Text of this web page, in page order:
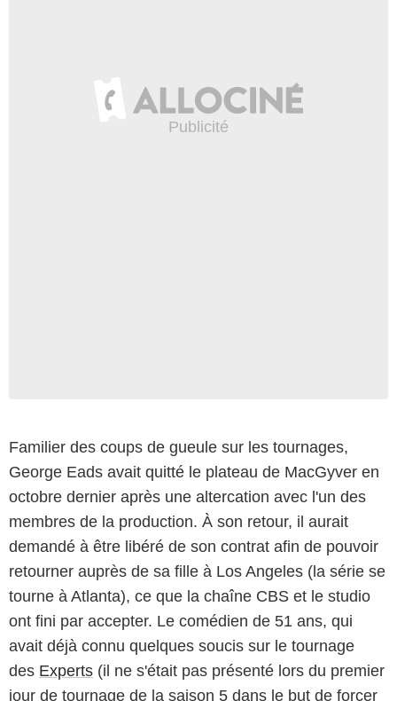
Familier des coups de gueule sur les tournages,
George Eads avait quitté le plateau de MacGyver en
octobre dernier après une altercation avec l'un des
membres de la production. À son retour, il aurait
demandé à être libéré de son contrat afin de pouvoir
retourner auprès de sa fille à Los Angeles (la série se
tourne à Atlanta), ce que la chaîne CBS et le studio
ont fini par accepter. Le comédien de 51 ans, qui
avait déjà connu quelques soucis sur le tournage
des Experts (il ne s'était pas présenté lors du premier
jour de tournage de la saison 5 dans le but de forcer